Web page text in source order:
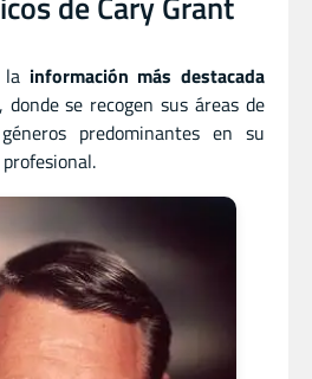
la información más destacada
donde se recogen sus áreas de
predominantes en su